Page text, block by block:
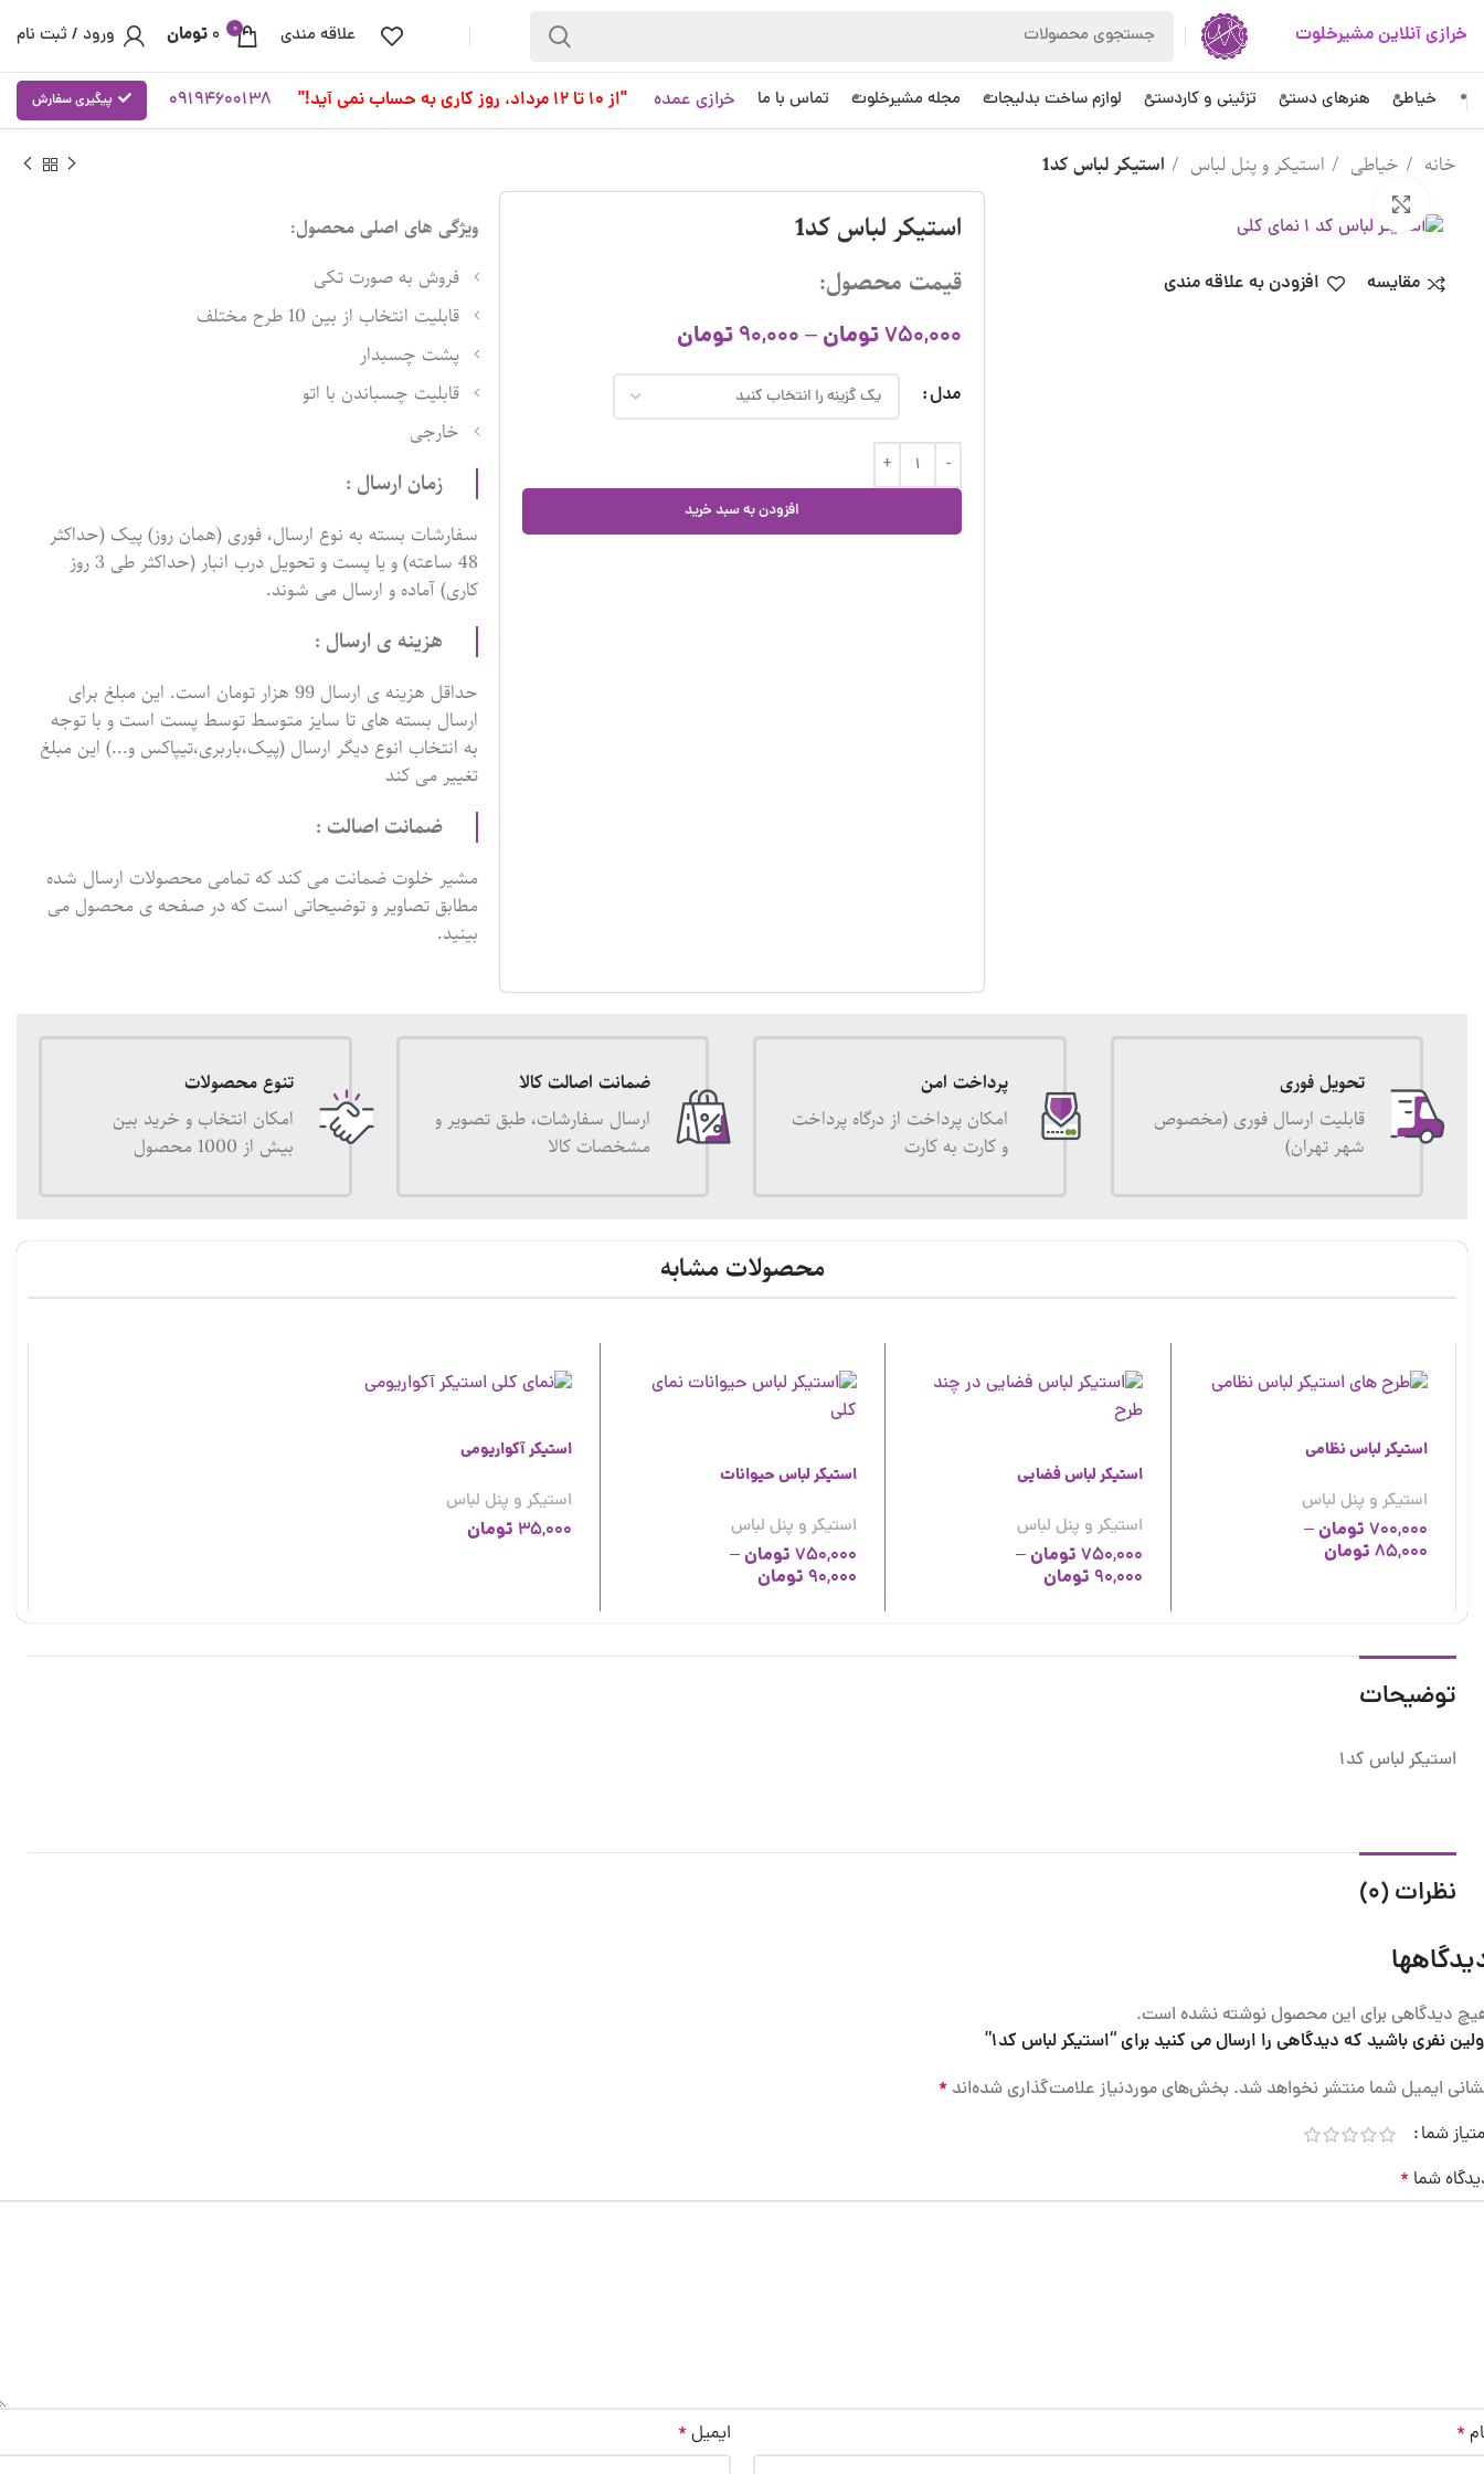
خرازی آنلاین مشیرخلوت علاقه مندی 0
0 تومان ورود / ثبت نام
خیاطی هنرهای دستی تزئینی و کاردستی لوازم ساخت بدلیجات مجله مشیرخلوت تماس با ما خرازی عمده "از 10 تا 12 مرداد، روز کاری به حساب نمی آید!" 09194600138 پیگیری سفارش
خانه خیاطی استیکر و پنل لباس استیکر لباس کد1
مقایسه افزودن به علاقه مندی
استیکر لباس کد1
قیمت محصول:
750,000تومان–
90,000تومان
مدل
افزودن به سبد خرید
ویژگی های اصلی محصول:
فروش به صورت تکی
قابلیت انتخاب از بین 10 طرح مختلف
پشت چسبدار
قابلیت چسباندن با اتو
خارجی
زمان ارسال :
سفارشات بسته به نوع ارسال، فوری (همان روز) پیک (حداکثر
48 ساعته) و یا پست و تحویل درب انبار (حداکثر طی 3 روز
کاری) آماده و ارسال می شوند.
هزینه ی ارسال :
حداقل هزینه ی ارسال 99 هزار تومان است. این مبلغ برای
ارسال بسته های تا سایز متوسط توسط پست است و با توجه
به انتخاب انوع دیگر ارسال (پیک،باربری،تیپاکس و...) این مبلغ
تغییر می کند
ضمانت اصالت :
مشیر خلوت ضمانت می کند که تمامی محصولات ارسال شده
مطابق تصاویر و توضیحاتی است که در صفحه ی محصول می
بینید.
تحویل فوری
قابلیت ارسال فوری (مخصوص
شهر تهران)
پرداخت امن
امکان پرداخت از درگاه پرداخت
و کارت به کارت
ضمانت اصالت کالا
ارسال سفارشات، طبق تصویر و
مشخصات کالا
تنوع محصولات
امکان انتخاب و خرید بین
بیش از 1000 محصول
محصولات مشابه
استیکر لباس نظامی
استیکر و پنل لباس
700,000 تومان–
85,000 تومان
استیکر لباس فضایی
استیکر و پنل لباس
750,000 تومان–
90,000 تومان
استیکر لباس حیوانات
استیکر و پنل لباس
750,000 تومان–
90,000 تومان
استیکر آکواریومی
استیکر و پنل لباس
35,000 تومان
توضیحات
استیکر لباس کد1
نظرات (0)
دیدگاهی برای این محصول نوشته نشده است.
نفری باشید که دیدگاهی را ارسال می کنید برای “استیکر لباس کد1”
ایمیل شما منتشر نخواهد شد. بخش‌های موردنیاز علامت‌گذاری شده‌اند *
شما
شما *
* ایمیل *